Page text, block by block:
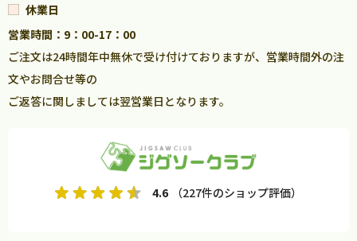
休業日
営業時間：9：00-17：00
ご注文は24時間年中無休で受け付けておりますが、営業時間外の注
文やお問合せ等の
ご返答に関しましては翌営業日となります。
4.6 （227件のショップ評価）